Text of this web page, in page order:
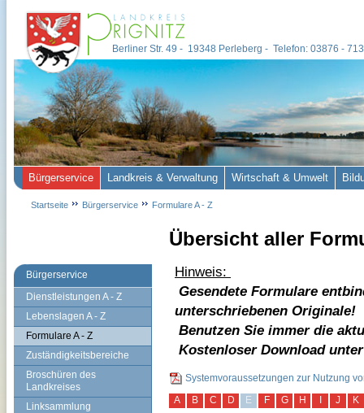
Bürgerservice
Dienstleistungen A - Z
Lebenslagen A - Z
Formulare A - Z
Zuständigkeitsbereiche
Broschüren des
Landkreises
Linksammlung
Übersicht aller
Hinweis:
Gesendete Formulare
unterschriebenen Originale!
Benutzen Sie immer die
Kostenloser Download
Systemvoraussetzungen zur Nutzung
A
B C D E F G H J K
Berliner Str. 49 - 19348 Perleberg - Telefon: 03876 -
Bürgerservice Landkreis & Verwaltung Wirtschaft & Umwelt
Startseite Bürgerservice Formulare A - Z